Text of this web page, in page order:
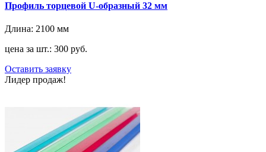
Профиль торцевой U-образный 32 мм
Длина: 2100 мм
цена за шт.: 300 руб.
Оставить заявку
Лидер продаж!